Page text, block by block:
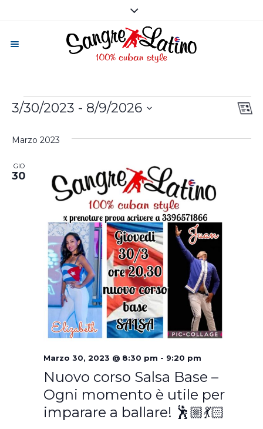
Eventi
3/30/2023 - 8/9/2026
la
Marzo 2023
GIO
30
Nuovo corso Salsa Base –
Ogni momento è utile per
imparare a ballare! 🕺🏼💃🏻
Marzo 30, 2023 @ 8:30 pm - 9:20 pm